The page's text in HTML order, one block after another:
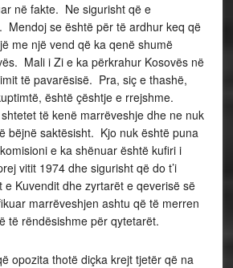
në fakte. Ne sigurisht që e
Mendoj se është për të ardhur keq që
me një vend që ka qenë shumë
Mali i Zi e ka përkrahur Kosovës në
të pavarësisë. Pra, siç e thashë,
është çështje e rrejshme.
të kenë marrëveshje dhe ne nuk
bëjnë saktësisht. Kjo nuk është puna
e ka shënuar është kufiri i
vitit 1974 dhe sigurisht që do t’i
e Kuvendit dhe zyrtarët e qeverisë së
marrëveshjen ashtu që të merren
të rëndësishme për qytetarët.
opozita thotë diçka krejt tjetër që na